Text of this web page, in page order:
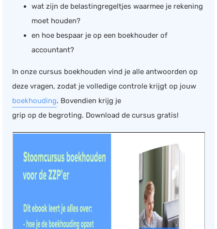
wat zijn de belastingregeltjes waarmee je rekening
moet houden?
en hoe bespaar je op een boekhouder of
accountant?
In onze cursus boekhouden vind je alle antwoorden op
deze vragen, zodat je volledige controle krijgt op jouw
boekhouding. Bovendien krijg je
grip op de begroting. Download de cursus gratis!